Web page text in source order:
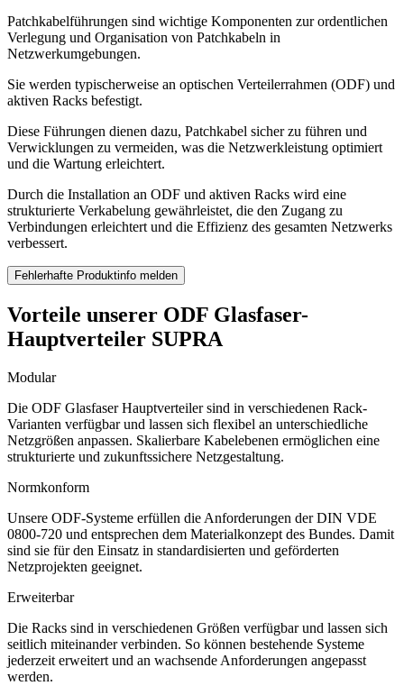
Patchkabelführungen sind wichtige Komponenten zur ordentlichen
Verlegung und Organisation von Patchkabeln in
Netzwerkumgebungen.
Sie werden typischerweise an optischen Verteilerrahmen (ODF) und
aktiven Racks befestigt.
Diese Führungen dienen dazu, Patchkabel sicher zu führen und
Verwicklungen zu vermeiden, was die Netzwerkleistung optimiert
und die Wartung erleichtert.
Durch die Installation an ODF und aktiven Racks wird eine
strukturierte Verkabelung gewährleistet, die den Zugang zu
Verbindungen erleichtert und die Effizienz des gesamten Netzwerks
verbessert.
Fehlerhafte Produktinfo melden
Vorteile unserer ODF Glasfaser-
Hauptverteiler SUPRA
Modular
Die ODF Glasfaser Hauptverteiler sind in verschiedenen Rack-
Varianten verfügbar und lassen sich flexibel an unterschiedliche
Netzgrößen anpassen. Skalierbare Kabelebenen ermöglichen eine
strukturierte und zukunftssichere Netzgestaltung.
Normkonform
Unsere ODF-Systeme erfüllen die Anforderungen der DIN VDE
0800-720 und entsprechen dem Materialkonzept des Bundes. Damit
sind sie für den Einsatz in standardisierten und geförderten
Netzprojekten geeignet.
Erweiterbar
Die Racks sind in verschiedenen Größen verfügbar und lassen sich
seitlich miteinander verbinden. So können bestehende Systeme
jederzeit erweitert und an wachsende Anforderungen angepasst
werden.